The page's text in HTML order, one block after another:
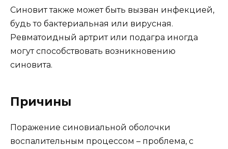
Синовит также может быть вызван инфекцией,
будь то бактериальная или вирусная.
Ревматоидный артрит или подагра иногда
могут способствовать возникновению
синовита.
Причины
Поражение синовиальной оболочки
воспалительным процессом – проблема, с